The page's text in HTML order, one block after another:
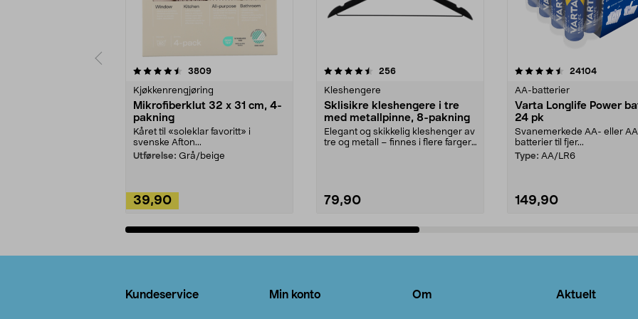
3809anmeldelser
Kjøkkenrengjøring
Mikrofiberklut 32 x 31 cm, 4-
pakning
Kåret til «soleklar favoritt» i
svenske Afton...
Utførelse: Grå/beige
39,90
4.5av 5 stjerner 256anmeldelser
Kleshengere
Sklisikre kleshengere i tre
med metallpinne, 8-pakning
Elegant og skikkelig kleshenger av
tre og metall – finnes i flere farger.
79,90
4.5av 5 stjerner 24104
AA-batterier
Varta Longlife Power
24 pk
Svanemerkede AA- eller
batterier til fjer...
Type: AA/LR6
149,90
4.5av 5 stjerner
Kundeservice Min konto Om Aktuelt